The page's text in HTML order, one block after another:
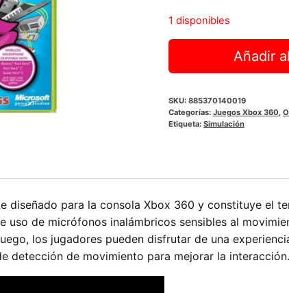
1 disponibles
Lips:
The
80s
cantidad
Añadir
SKU: 885370140019
Categorías: Juegos Xbox 360
Etiqueta: Simulación
diseñado para la consola Xbox 360 y constituye el
uso de micrófonos inalámbricos sensibles al
los jugadores pueden disfrutar de una
detección de movimiento para mejorar la interacción.